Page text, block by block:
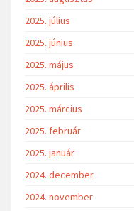
2025. július
2025. június
2025. május
2025. április
2025. március
2025. február
2025. január
2024. december
2024. november